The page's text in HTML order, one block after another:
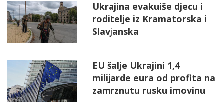
Ukrajina evakuiše djecu i
roditelje iz Kramatorska i
Slavjanska
EU šalje Ukrajini 1,4
milijarde eura od profita na
zamrznutu rusku imovinu